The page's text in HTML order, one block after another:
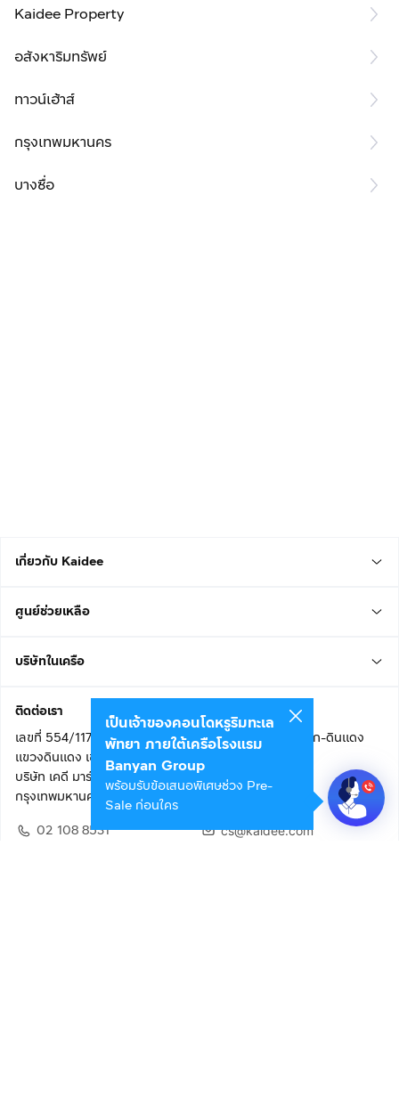
Kaidee Property
อสังหาริมทรัพย์
ทาวน์เฮ้าส์
กรุงเทพมหานคร
บางซื่อ
เกี่ยวกับ Kaidee
ศูนย์ช่วยเหลือ
บริษัทในเครือ
ติดต่อเรา
เลขที่ 554/117 อาคารสกายไนน์ เซ็นเตอร์ ชั้น 22 ถนนอโศก-ดินแดง
แขวงดินแดง เขตดินแดง
บริษัท เคดี มาร์เก็ตเพลส จำกัด (สำนักงานใหญ่)
กรุงเทพมหานคร 10400
02 108 8531
cs@kaidee.com
เป็นเจ้าของคอนโดหรูริมทะเล
พัทยา ภายใต้เครือโรงแรม
Banyan Group
พร้อมรับข้อเสนอพิเศษช่วง Pre-
Sale ก่อนใคร